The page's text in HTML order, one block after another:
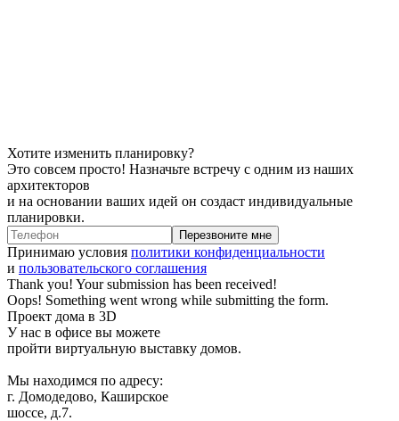
Хотите изменить планировку?
Это совсем просто! Назначьте встречу с одним из наших
архитекторов
и на основании ваших идей он создаст индивидуальные
планировки.
Принимаю условия политики конфиденциальности
и пользовательского соглашения
Thank you! Your submission has been received!
Oops! Something went wrong while submitting the form.
Проект дома в 3D
У нас в офисе вы можете
пройти виртуальную выставку домов.
Мы находимся по адресу:
г. Домодедово, Каширское
шоссе, д.7.